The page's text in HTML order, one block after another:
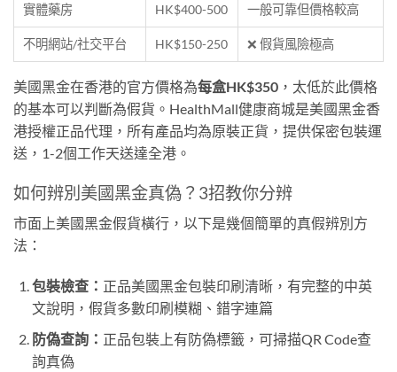
實體藥房 HK$400-500 一般可靠但價格較高
不明網站/社交平台 HK$150-250 ❌ 假貨風險極高
美國黑金在香港的官方價格為每盒HK$350 ，太低於此價格
的基本可以判斷為假貨。HealthMall健康商城是美國黑金香
港授權正品代理，所有產品均為原裝正貨，提供保密包裝運
送，1-2個工作天送達全港。
如何辨別美國黑金真偽？3招教你分辨
市面上美國黑金假貨橫行，以下是幾個簡單的真假辨別方
法：
包裝檢查： 正品美國黑金包裝印刷清晰，有完整的中英
文說明，假貨多數印刷模糊、錯字連篇
防偽查詢： 正品包裝上有防偽標籤，可掃描QR Code查
詢真偽